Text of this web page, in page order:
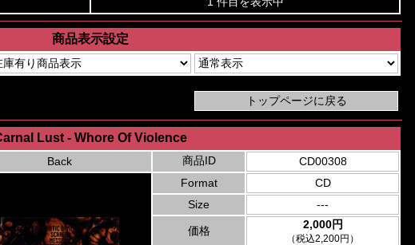
商品表示設定
Lust - Whore Of Violence
Back 商品ID
CD00308
Format
CD
Size
---
価格 2,000円
（税込2,200円）